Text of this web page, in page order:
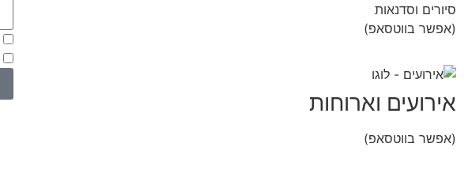
סיורים וסדנאות
(אפשר בווטסאפ)
אירועים וארוחות
(אפשר בווטסאפ)